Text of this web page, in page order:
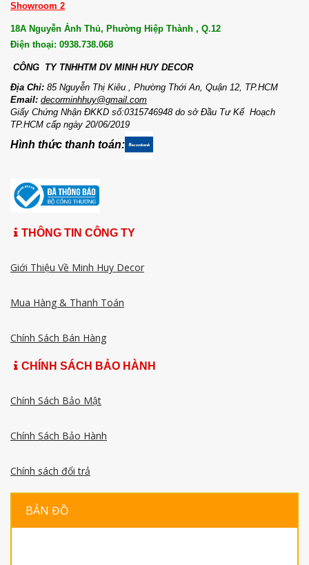
Showroom 2
18A Nguyễn Ảnh Thủ, Phường Hiệp Thành , Q.12
Điện thoại: 0938.738.068
CÔNG TY TNHHTM DV MINH HUY DECOR
Địa Chỉ: 85 Nguyễn Thị Kiêu , Phường Thới An, Quận 12, TP.HCM
Email: decorminhhuy@gmail.com
Giấy Chứng Nhận ĐKKD số:0315746948 do sở Đầu Tư Kế Hoạch
TP.HCM cấp ngày 20/06/2019
Hình thức thanh toán:
THÔNG TIN CÔNG TY
Giới Thiệu Về Minh Huy Decor
Mua Hàng & Thanh Toán
Chính Sách Bán Hàng
CHÍNH SÁCH BẢO HÀNH
Chính Sách Bảo Mật
Chính Sách Bảo Hành
Chính sách đổi trả
BẢN ĐỒ